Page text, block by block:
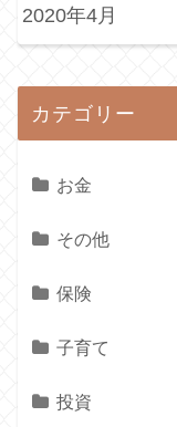
2020年4月
カテゴリー
お金
その他
保険
子育て
投資